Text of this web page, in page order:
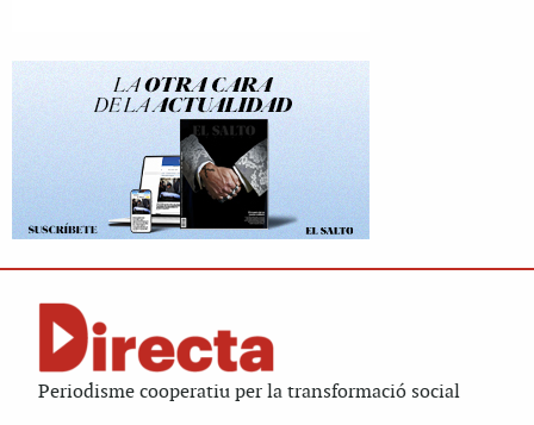
Periodisme cooperatiu per la transformació social